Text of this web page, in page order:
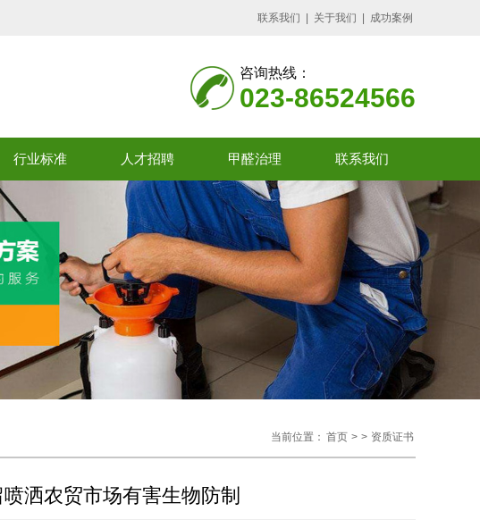
联系我们 关于我们 成功案例
咨询热线：
023-86524566
行业标准 人才招聘 甲醛治理 联系我们
首页 > > 资质证书
当前位置：
洒农贸市场有害生物防制